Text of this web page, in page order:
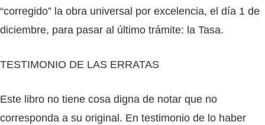
“corregido” la obra universal por excelencia, el día 1 de
diciembre, para pasar al último trámite: la Tasa.
TESTIMONIO DE LAS ERRATAS
Este libro no tiene cosa digna de notar que no
corresponda a su original. En testimonio de lo haber